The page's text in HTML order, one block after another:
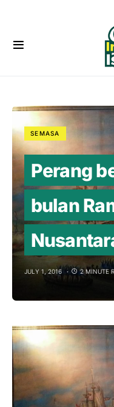
SEMASA
Perang
bulan
JULY 1, 2016 2 MINUTE